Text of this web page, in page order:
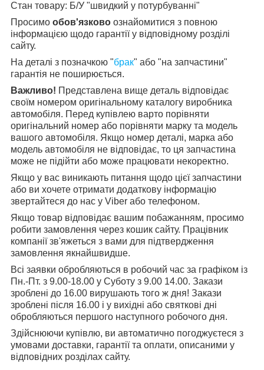
Стан товару: Б/У "швидкий у потурбуванні"
Просимо обов'язково ознайомитися з повною
інформацією щодо гарантії у відповідному розділі
сайту.
На деталі з позначкою "брак" або "на запчастини"
гарантія не поширюється.
Важливо! Представлена вище деталь відповідає
своїм номером оригінальному каталогу виробника
автомобіля. Перед купівлею варто порівняти
оригінальний номер або порівняти марку та модель
вашого автомобіля. Якщо номер деталі, марка або
модель автомобіля не відповідає, то ця запчастина
може не підійти або може працювати некоректно.
Якщо у вас виникають питання щодо цієї запчастини
або ви хочете отримати додаткову інформацію
звертайтеся до нас у Viber або телефоном.
Якщо товар відповідає вашим побажанням, просимо
робити замовлення через кошик сайту. Працівник
компанії зв'яжеться з вами для підтвердження
замовлення якнайшвидше.
Всі заявки обробляються в робочий час за графіком із
Пн.-Пт. з 9.00-18.00 у Суботу з 9.00 14.00. Закази
зроблені до 16.00 вирушають того ж дня! Закази
зроблені після 16.00 і у вихідні або святкові дні
обробляються першого наступного робочого дня.
Здійснюючи купівлю, ви автоматично погоджуєтеся з
умовами доставки, гарантії та оплати, описаними у
відповідних розділах сайту.